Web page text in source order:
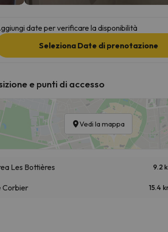
date per verificare la disponibilità
Seleziona Date di prenotazione
e punti di accesso
Vedi la mappa
Les Bottières 9.2
Corbier 15.4